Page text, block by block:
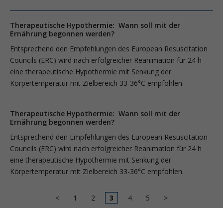
Therapeutische Hypothermie: Wann soll mit der
Ernährung begonnen werden?
Entsprechend den Empfehlungen des European Resuscitation
Councils (ERC) wird nach erfolgreicher Reanimation für 24 h
eine therapeutische Hypothermie mit Senkung der
Körpertemperatur mit Zielbereich 33-36°C empfohlen.
Therapeutische Hypothermie: Wann soll mit der
Ernährung begonnen werden?
Entsprechend den Empfehlungen des European Resuscitation
Councils (ERC) wird nach erfolgreicher Reanimation für 24 h
eine therapeutische Hypothermie mit Senkung der
Körpertemperatur mit Zielbereich 33-36°C empfohlen.
< 1 2 3 4 5 >